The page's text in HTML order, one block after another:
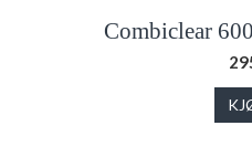
Combiclear